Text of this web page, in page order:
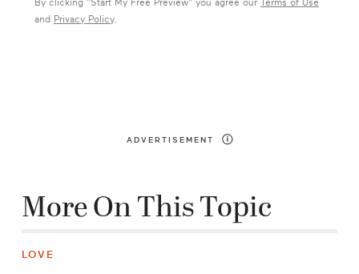
By clicking "Start My Free Preview" you agree our
Terms of Use
and Privacy Policy.
ADVERTISEMENT
More On This Topic
LOVE